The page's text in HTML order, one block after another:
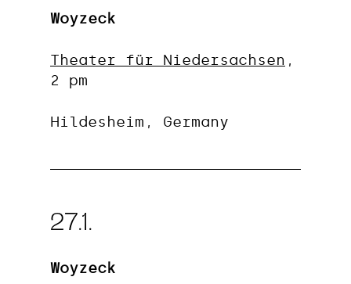
Woyzeck
Theater für Niedersachsen ,
2 pm
Hildesheim, Germany
27.1.
Woyzeck